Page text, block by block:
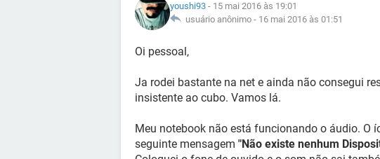
youshi93 - 15 mai 2016 às 19:01
usuário anônimo - 16 mai 2016 às 01:51
Oi pessoal,
Ja rodei bastante na net e ainda não consegui
insistente ao cubo. Vamos lá.
Meu notebook não está funcionando o áudio. O
seguinte mensagem "Não existe nenhum